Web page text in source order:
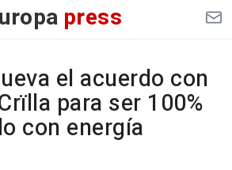
press
el acuerdo con
para ser 100%
con energía